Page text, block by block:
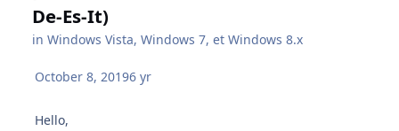
De-Es-It)
inWindows Vista, Windows 7, et Windows 8.x
October 8, 20196 yr
Hello,